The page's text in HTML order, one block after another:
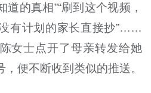
的真相”“刷到这个视频，
有计划的家长直接抄”……
女士点开了母亲转发给她
，便不断收到类似的推送。